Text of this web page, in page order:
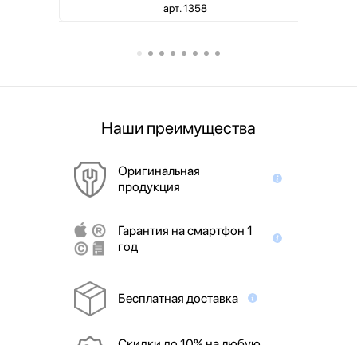
арт. 1358
Наши преимущества
Оригинальная
продукция
Гарантия на смартфон 1
год
Бесплатная доставка